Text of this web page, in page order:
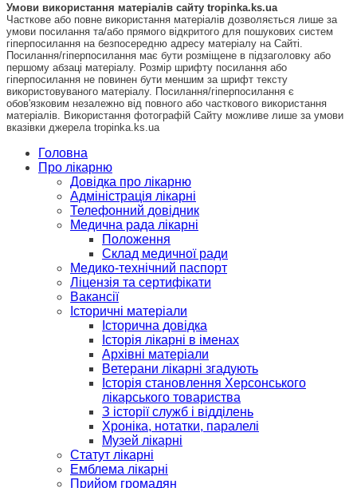
Умови використання матеріалів сайту tropinka.ks.ua
Часткове або повне використання матеріалів дозволяється лише за
умови посилання та/або прямого відкритого для пошукових систем
гіперпосилання на безпосередню адресу матеріалу на Сайті.
Посилання/гіперпосилання має бути розміщене в підзаголовку або
першому абзаці матеріалу. Розмір шрифту посилання або
гіперпосилання не повинен бути меншим за шрифт тексту
використовуваного матеріалу. Посилання/гіперпосилання є
обов'язковим незалежно від повного або часткового використання
матеріалів. Використання фотографій Сайту можливе лише за умови
вказівки джерела tropinka.ks.ua
Головна
Про лікарню
Довідка про лікарню
Адміністрація лікарні
Телефонний довідник
Медична рада лікарні
Положення
Склад медичної ради
Медико-технічний паспорт
Ліцензія та сертифікати
Вакансії
Історичні матеріали
Історична довідка
Історія лікарні в іменах
Архівні матеріали
Ветерани лікарні згадують
Історія становлення Херсонського
лікарського товариства
З історії служб і відділень
Хроніка, нотатки, паралелі
Музей лікарні
Статут лікарні
Емблема лікарні
Прийом громадян